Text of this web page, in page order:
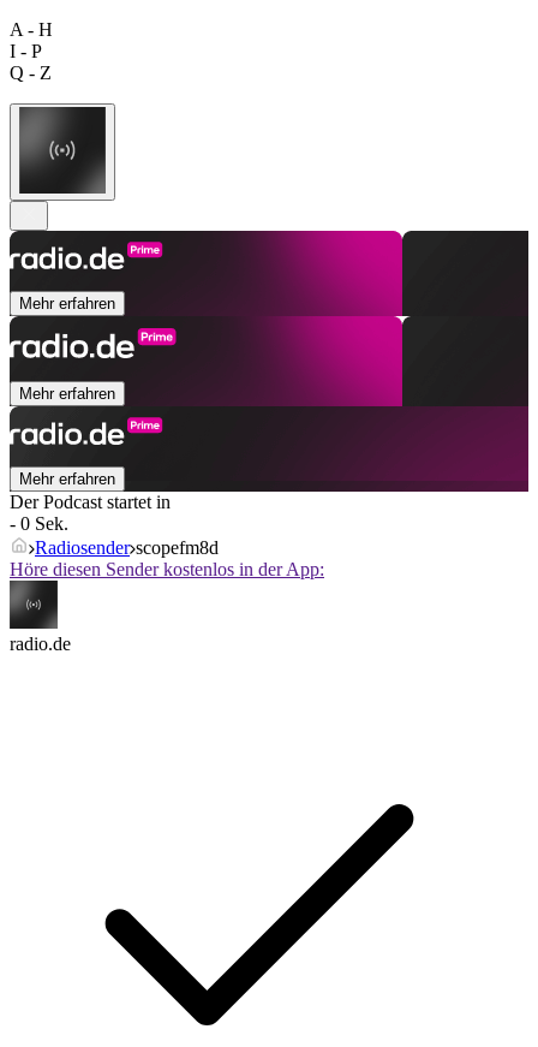
A - H
I - P
Q - Z
Mehr erfahren
Mehr erfahren
Mehr erfahren
Der Podcast startet in
- 0 Sek.
Radiosender scopefm8d
Höre diesen Sender kostenlos in der App:
radio.de